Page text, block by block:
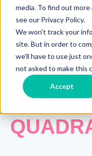
media. To find out
see our Privacy Policy.
We won't track your
site. But in order to
we'll have to use just
not asked to make this
Accept
MAGIC